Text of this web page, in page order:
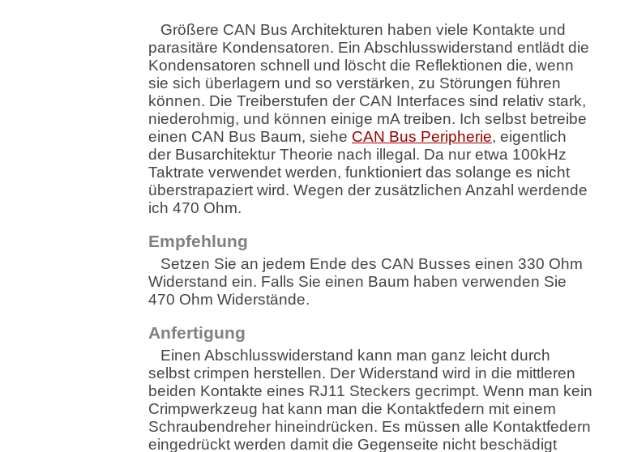
Größere CAN Bus Architekturen haben viele Kontakte und
parasitäre Kondensatoren. Ein Abschlusswiderstand entlädt die
Kondensatoren schnell und löscht die Reflektionen die, wenn
sie sich überlagern und so verstärken, zu Störungen führen
können. Die Treiberstufen der CAN Interfaces sind relativ stark,
niederohmig, und können einige mA treiben. Ich selbst betreibe
einen CAN Bus Baum, siehe CAN Bus Peripherie, eigentlich
der Busarchitektur Theorie nach illegal. Da nur etwa 100kHz
Taktrate verwendet werden, funktioniert das solange es nicht
überstrapaziert wird. Wegen der zusätzlichen Anzahl werdende
ich 470 Ohm.
Empfehlung
Setzen Sie an jedem Ende des CAN Busses einen 330 Ohm
Widerstand ein. Falls Sie einen Baum haben verwenden Sie
470 Ohm Widerstände.
Anfertigung
Einen Abschlusswiderstand kann man ganz leicht durch
selbst crimpen herstellen. Der Widerstand wird in die mittleren
beiden Kontakte eines RJ11 Steckers gecrimpt. Wenn man kein
Crimpwerkzeug hat kann man die Kontaktfedern mit einem
Schraubendreher hineindrücken. Es müssen alle Kontaktfedern
eingedrückt werden damit die Gegenseite nicht beschädigt